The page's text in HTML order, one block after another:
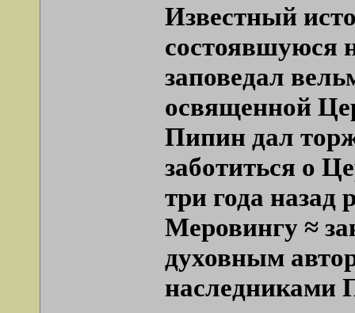
Известный
состоявшуюся
заповедал
освященной
Пипин дал
заботиться о
три года
Меровингу ≈
духовным
наследниками